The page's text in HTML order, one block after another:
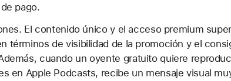
pago.
El contenido único y el acceso premium
términos de visibilidad de la promoción y el
cuando un oyente gratuito quiere
en Apple Podcasts, recibe un mensaje visual